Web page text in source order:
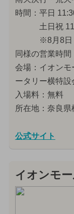
時間：平日
土日祝
※8月8日（土
同様の営業時間
会場：イオンモ
ータリー横特設
入場料：無料
所在地：奈良
公式サイト
イオンモ